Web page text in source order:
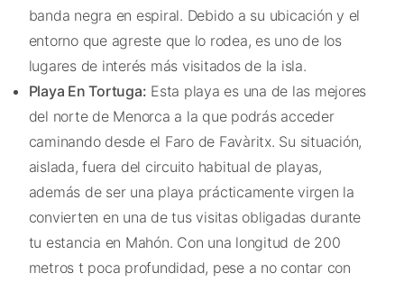
banda negra en espiral. Debido a su ubicación y el
entorno que agreste que lo rodea, es uno de los
lugares de interés más visitados de la isla.
Playa En Tortuga: Esta playa es una de las mejores
del norte de Menorca a la que podrás acceder
caminando desde el Faro de Favàritx. Su situación,
aislada, fuera del circuito habitual de playas,
además de ser una playa prácticamente virgen la
convierten en una de tus visitas obligadas durante
tu estancia en Mahón. Con una longitud de 200
metros t poca profundidad, pese a no contar con